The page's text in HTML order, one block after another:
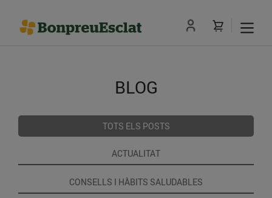
BLOG
TOTS ELS POSTS
ACTUALITAT
CONSELLS I HÀBITS SALUDABLES